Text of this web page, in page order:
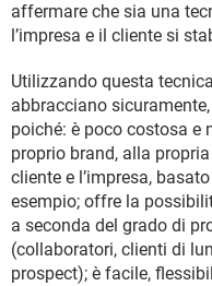
affermare che sia una
l’impresa e il cliente si
Utilizzando questa
abbracciano
poiché: è poco costosa e
proprio brand, alla
cliente e l’impresa,
esempio; offre la
a seconda del grado di
(collaboratori, clienti di
prospect); è facile,